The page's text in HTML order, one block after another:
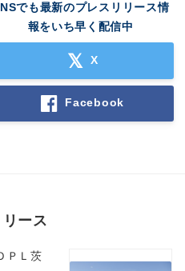
でも最新のプレスリリース情
報をいち早く配信中
X
Facebook
ース
ＰＬ茨